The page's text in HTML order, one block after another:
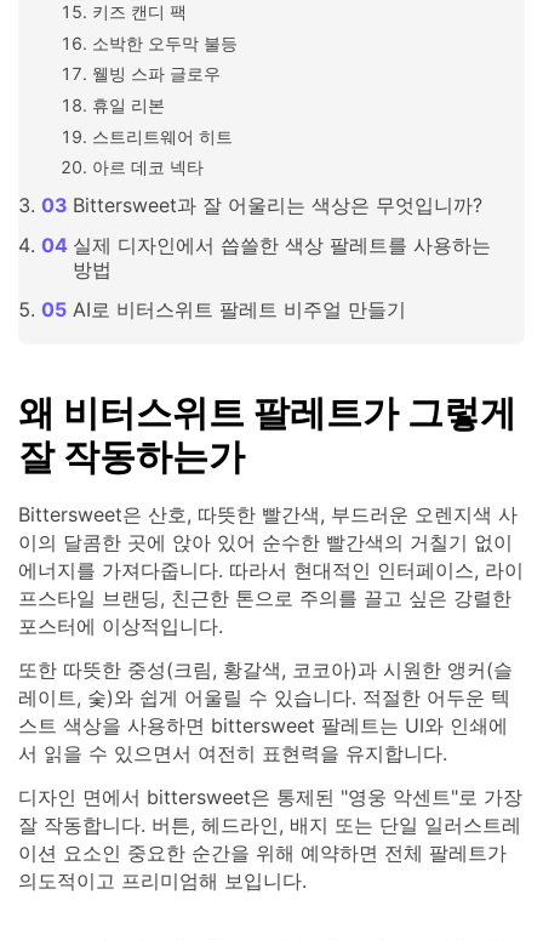
키즈 캔디 팩
소박한 오두막 불등
웰빙 스파 글로우
휴일 리본
스트리트웨어 히트
아르 데코 넥타
Bittersweet과 잘 어울리는 색상은 무엇입니까?
실제 디자인에서 씁쓸한 색상 팔레트를 사용하는
방법
AI로 비터스위트 팔레트 비주얼 만들기
왜 비터스위트 팔레트가 그렇게
잘 작동하는가
Bittersweet은 산호, 따뜻한 빨간색, 부드러운 오렌지색 사
이의 달콤한 곳에 앉아 있어 순수한 빨간색의 거칠기 없이
에너지를 가져다줍니다. 따라서 현대적인 인터페이스, 라이
프스타일 브랜딩, 친근한 톤으로 주의를 끌고 싶은 강렬한
포스터에 이상적입니다.
또한 따뜻한 중성(크림, 황갈색, 코코아)과 시원한 앵커(슬
레이트, 숯)와 쉽게 어울릴 수 있습니다. 적절한 어두운 텍
스트 색상을 사용하면 bittersweet 팔레트는 UI와 인쇄에
서 읽을 수 있으면서 여전히 표현력을 유지합니다.
디자인 면에서 bittersweet은 통제된 "영웅 악센트"로 가장
잘 작동합니다. 버튼, 헤드라인, 배지 또는 단일 일러스트레
이션 요소인 중요한 순간을 위해 예약하면 전체 팔레트가
의도적이고 프리미엄해 보입니다.